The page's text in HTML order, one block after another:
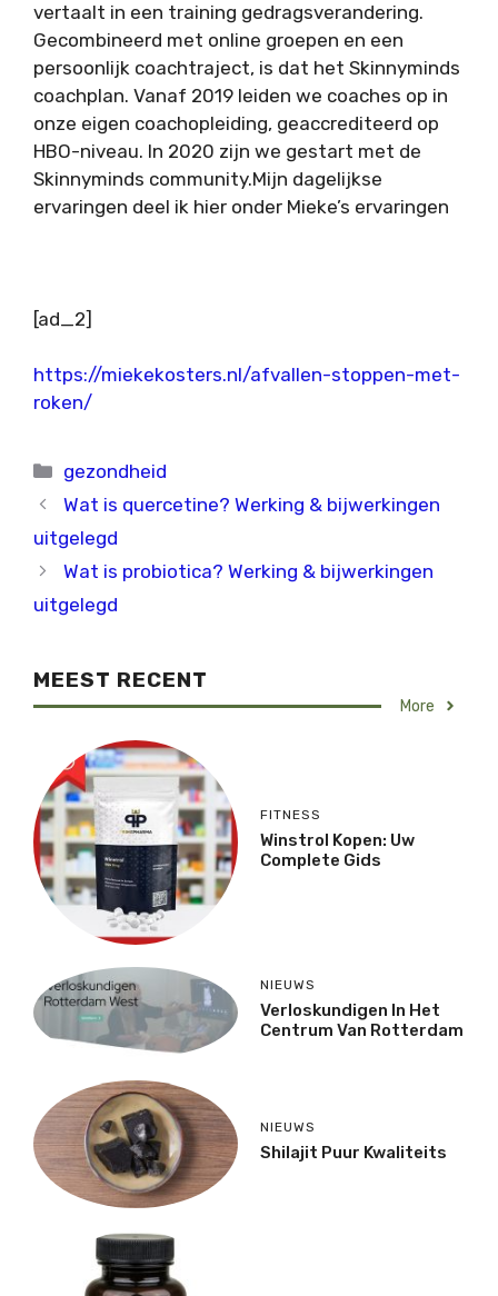
vertaalt in een training gedragsverandering.
Gecombineerd met online groepen en een
persoonlijk coachtraject, is dat het Skinnyminds
coachplan. Vanaf 2019 leiden we coaches op in
onze eigen coachopleiding, geaccrediteerd op
HBO-niveau. In 2020 zijn we gestart met de
Skinnyminds community.Mijn dagelijkse
ervaringen deel ik hier onder Mieke’s ervaringen
[ad_2]
https://miekekosters.nl/afvallen-stoppen-met-
roken/
Categorieën
gezondheid
Wat is quercetine? Werking & bijwerkingen
uitgelegd
Wat is probiotica? Werking & bijwerkingen
uitgelegd
MEEST RECENT
More
FITNESS
Winstrol Kopen: Uw
Complete Gids
NIEUWS
Verloskundigen In Het
Centrum Van Rotterdam
NIEUWS
Shilajit Puur Kwaliteits